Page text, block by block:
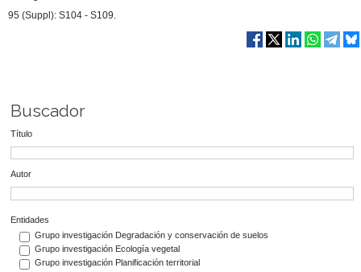
95 (Suppl): S104 - S109.
Buscador
Título
Autor
Entidades
Grupo investigación Degradación y conservación de suelos
Grupo investigación Ecología vegetal
Grupo investigación Planificación territorial